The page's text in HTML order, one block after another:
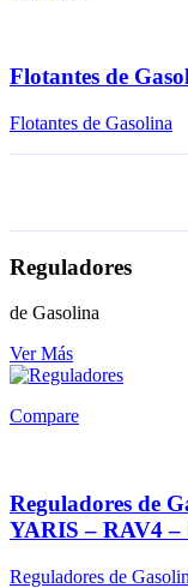
Flotantes de
Flotantes de Gasolina
Reguladores
de Gasolina
Ver Más
Compare
Reguladores de
YARIS – RAV4
Reguladores de